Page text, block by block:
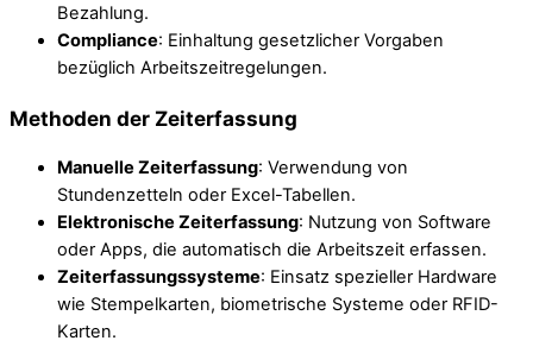
Bezahlung.
Compliance: Einhaltung gesetzlicher Vorgaben
bezüglich Arbeitszeitregelungen.
Methoden der Zeiterfassung
Manuelle Zeiterfassung: Verwendung von
Stundenzetteln oder Excel-Tabellen.
Elektronische Zeiterfassung: Nutzung von Software
oder Apps, die automatisch die Arbeitszeit erfassen.
Zeiterfassungssysteme: Einsatz spezieller Hardware
wie Stempelkarten, biometrische Systeme oder RFID-
Karten.